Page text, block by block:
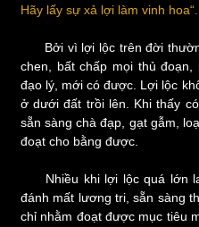
Hãy lấy sự xả lợi làm vinh hoa“.
Bởi vì lợi lộc trên đời
chen, bất chấp mọi thủ
đạo lý, mới có được. Lợi lộc
ở dưới đất trồi lên. Khi thấy
sẵn sàng chà đạp, gạt gẫm,
đoạt cho bằng được.
Nhiều khi lợi lộc quá lớn
đánh mất lương tri, sẵn sàng
chỉ nhằm đoạt được mục tiêu